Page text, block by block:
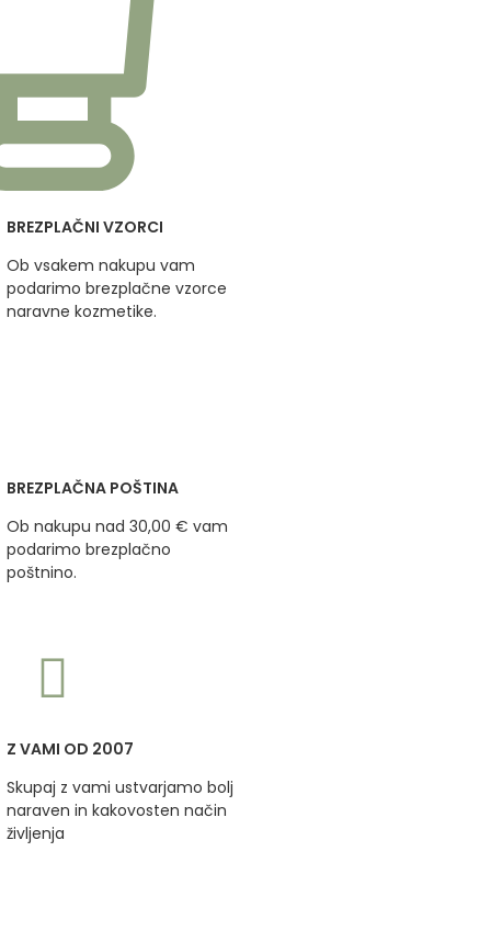
BREZPLAČNI VZORCI
Ob vsakem nakupu vam
podarimo brezplačne vzorce
naravne kozmetike.
BREZPLAČNA POŠTINA
Ob nakupu nad 30,00 € vam
podarimo brezplačno
poštnino.
Z VAMI OD 2007
Skupaj z vami ustvarjamo bolj
naraven in kakovosten način
življenja